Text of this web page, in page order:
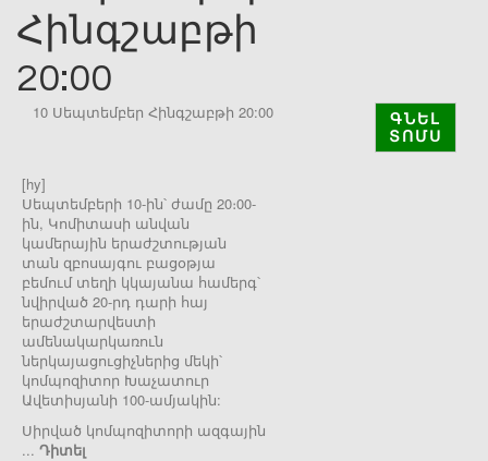
Հինգշաբթի
20:00
10 Սեպտեմբեր Հինգշաբթի 20:00
ԳՆԵԼ
ՏՈՄՍ
[hy]
Սեպտեմբերի 10-ին՝ ժամը 20։00-
ին, Կոմիտասի անվան
կամերային երաժշտության
տան զբոսայգու բացօթյա
բեմում տեղի կկայանա համերգ՝
նվիրված 20-րդ դարի հայ
երաժշտարվեստի
ամենակարկառուն
ներկայացուցիչներից մեկի՝
կոմպոզիտոր Խաչատուր
Ավետիսյանի 100-ամյակին:
Սիրված կոմպոզիտորի ազգային
... Դիտել